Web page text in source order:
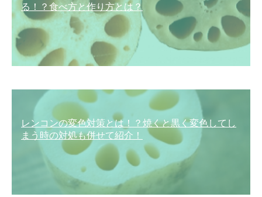
る！？食べ方と作り方とは？
レンコンの変色対策とは！？焼くと黒く変色してし
まう時の対処も併せて紹介！